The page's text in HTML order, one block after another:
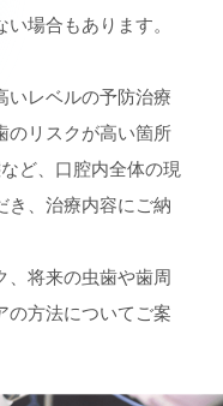
場合もあります。
いレベルの予防治療
のリスクが高い箇所
ど、口腔内全体の現
き、治療内容にご納
、将来の虫歯や歯周
の方法についてご案